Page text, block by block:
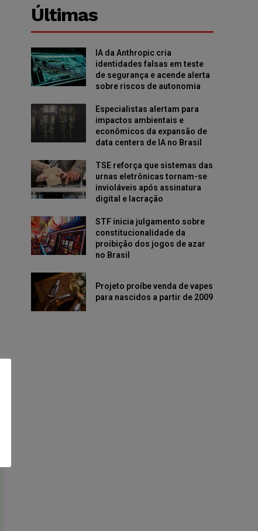
Últimas
IA da Anthropic cria
identidades falsas em teste
de segurança e acende alerta
sobre riscos de autonomia
Especialistas alertam para
impactos ambientais e
econômicos da expansão de
data centers de IA no Brasil
TSE reforça que sistemas das
urnas eletrônicas tornam-se
invioláveis após assinatura
digital e lacração
STF inicia julgamento sobre
constitucionalidade da
proibição dos jogos de azar
no Brasil
Projeto proíbe venda de vapes
para nascidos a partir de 2009